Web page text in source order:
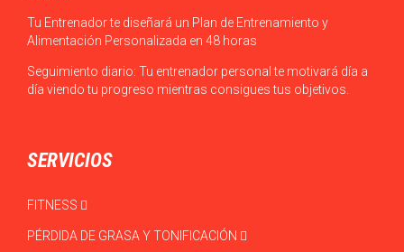
Tu Entrenador te diseñará un Plan de Entrenamiento y
Alimentación Personalizada en 48 horas
Seguimiento diario: Tu entrenador personal te motivará día a
día viendo tu progreso mientras consigues tus objetivos.
SERVICIOS
FITNESS
PÉRDIDA DE GRASA Y TONIFICACIÓN